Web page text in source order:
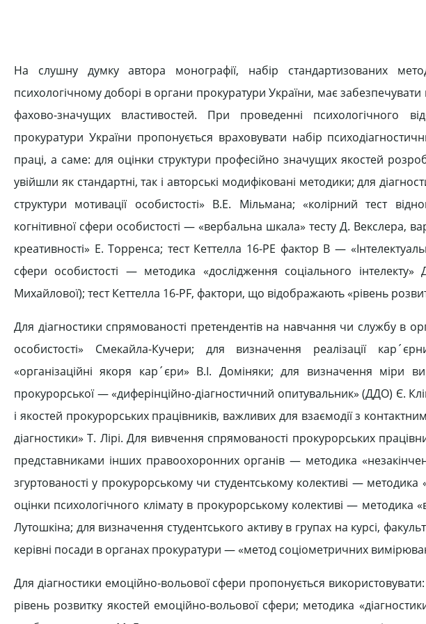
На слушну думку автора монографії, набір стандартизованих
психологічному доборі в органи прокуратури України, має забезпечувати
фахово-значущих властивостей. При проведенні психологічного
прокуратури України пропонується враховувати набір
праці, а саме: для оцінки структури професійно значущих якостей
увійшли як стандартні, так і авторські модифіковані методики; для
структури мотивації особистості» В.Е. Мільмана; «колірний тест
когнітивної сфери особистості — «вербальна шкала» тесту Д. Векслера,
креативності» Е. Торренса; тест Кеттелла 16-РЕ фактор В —
сфери особистості — методика «дослідження соціального
Михайлової); тест Кеттелла 16-PF, фактори, що відображають «рівень
Для діагностики спрямованості претендентів на навчання чи службу в
особистості» Смекайла-Кучери; для визначення реалізації
«організаційні якоря кар´єри» В.І. Доміняки; для визначення міри
прокурорської — «диферінційно-діагностичний опитувальник» (ДДО) Є.
і якостей прокурорських працівників, важливих для взаємодії з
діагностики» Т. Лірі. Для вивчення спрямованості прокурорських
представниками інших правоохоронних органів — методика
згуртованості у прокурорському чи студентському колективі — методика
оцінки психологічного клімату в прокурорському колективі — методика
Лутошкіна; для визначення студентського активу в групах на курсі,
керівні посади в органах прокуратури — «метод соціометричних
Для діагностики емоційно-вольової сфери пропонується
рівень розвитку якостей емоційно-вольової сфери; методика